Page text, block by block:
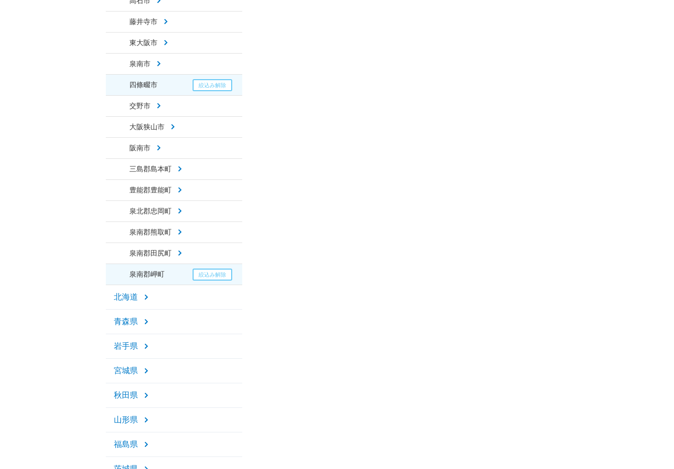
藤井寺市
東大阪市
泉南市
四條畷市
交野市
大阪狭山市
阪南市
三島郡島本町
豊能郡豊能町
泉北郡忠岡町
泉南郡熊取町
泉南郡田尻町
泉南郡岬町
北海道
青森県
岩手県
宮城県
秋田県
山形県
福島県